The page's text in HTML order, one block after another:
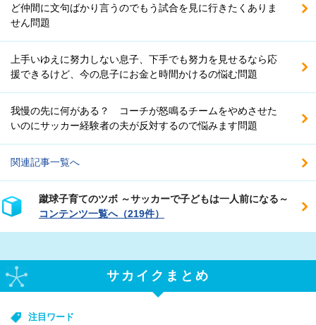
ど仲間に文句ばかり言うのでもう試合を見に行きたくありま
せん問題
上手いゆえに努力しない息子、下手でも努力を見せるなら応
援できるけど、今の息子にお金と時間かけるの悩む問題
我慢の先に何がある？ コーチが怒鳴るチームをやめさせた
いのにサッカー経験者の夫が反対するので悩みます問題
関連記事一覧へ
蹴球子育てのツボ ～サッカーで子どもは一人前になる～
コンテンツ一覧へ（219件）
サカイクまとめ
注目ワード